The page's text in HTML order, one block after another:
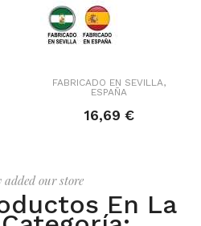
FABRICADO EN SEVILLA,
ESPAÑA
16,69 €
added our store
En La